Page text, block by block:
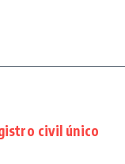
civil único